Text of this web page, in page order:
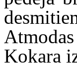
Kokara